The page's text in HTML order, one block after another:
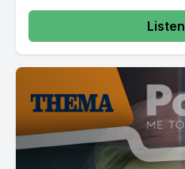
Listen